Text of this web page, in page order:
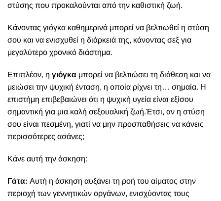
στύσης που προκαλούνται από την καθιστική ζωή.
Κάνοντας γιόγκα καθημερινά μπορεί να βελτιωθεί η στύση
σου και να ενισχυθεί η διάρκειά της, κάνοντας σεξ για
μεγαλύτερο χρονικό διάστημα.
Επιπλέον, η γιόγκα μπορεί να βελτιώσει τη διάθεση και να
μειώσει την ψυχική ένταση, η οποία ρίχνει τη… σημαία. Η
επιστήμη επιβεβαιώνει ότι η ψυχική υγεία είναι εξίσου
σημαντική για μια καλή σεξουαλική ζωή.Έτσι, αν η στύση
σου είναι πεσμένη, γιατί να μην προσπαθήσεις να κάνεις
περισσότερες ασάνες;
Κάνε αυτή την άσκηση:
Γάτα: Αυτή η άσκηση αυξάνει τη ροή του αίματος στην
περιοχή των γεννητικών οργάνων, ενισχύοντας τους